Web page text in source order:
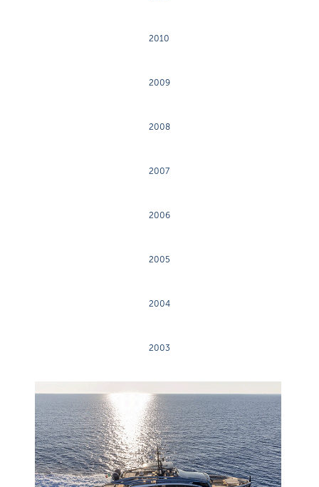
2010
2009
2008
2007
2006
2005
2004
2003